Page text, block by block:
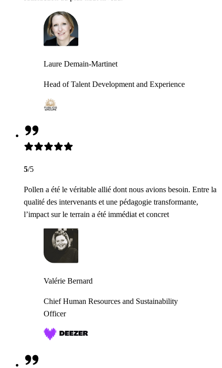
Laure Demain-Martinet
Head of Talent Development and Experience
5/5
Pollen a été le véritable allié dont nous avions besoin. Entre la
qualité des intervenants et une pédagogie transformante,
l’impact sur le terrain a été immédiat et concret
Valérie Bernard
Chief Human Resources and Sustainability
Officer